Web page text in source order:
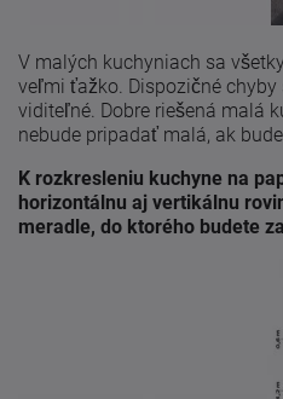
V malých kuchyniach sa
veľmi ťažko. Dispozičné
viditeľné. Dobre riešená malá
nebude pripadať malá, ak
K rozkresleniu kuchyne na
horizontálnu aj vertikálnu
meradle, do ktorého budete